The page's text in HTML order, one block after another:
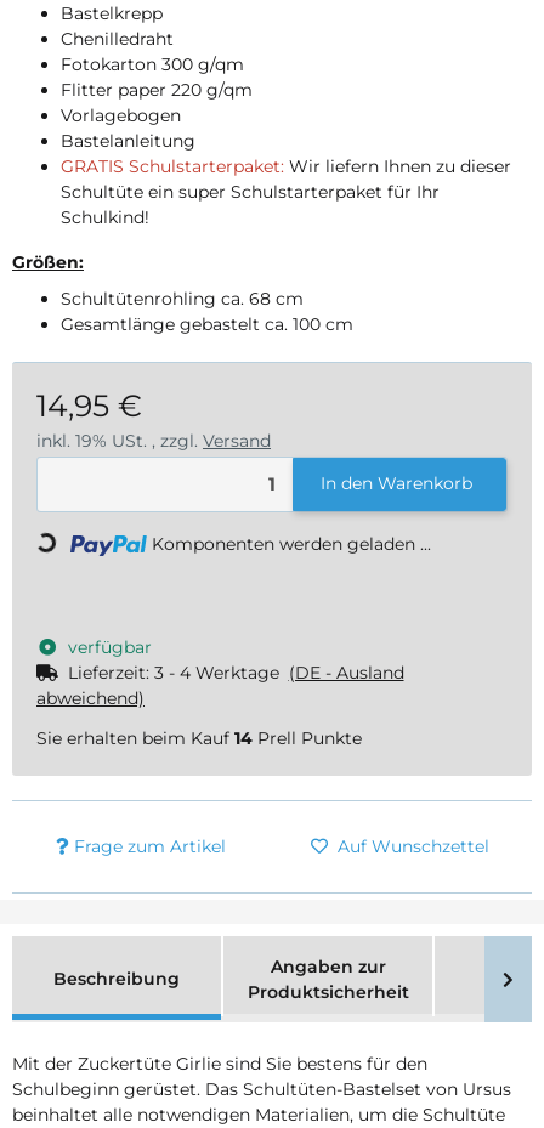
Bastelkrepp
Chenilledraht
Fotokarton 300 g/qm
Flitter paper 220 g/qm
Vorlagebogen
Bastelanleitung
GRATIS Schulstarterpaket: Wir liefern Ihnen zu dieser
Schultüte ein super Schulstarterpaket für Ihr
Schulkind!
Größen:
Schultütenrohling ca. 68 cm
Gesamtlänge gebastelt ca. 100 cm
14,95 €
inkl. 19% USt. , zzgl. Versand
In den Warenkorb
Loading... Komponenten werden geladen ...
verfügbar
Lieferzeit: 3 - 4 Werktage (DE - Ausland
abweichend)
Sie erhalten beim Kauf 14 Prell Punkte
Frage zum Artikel Auf Wunschzettel
Beschreibung
Angaben zur
Produktsicherheit
Mit der Zuckertüte Girlie sind Sie bestens für den
Schulbeginn gerüstet. Das Schultüten-Bastelset von Ursus
beinhaltet alle notwendigen Materialien, um die Schultüte